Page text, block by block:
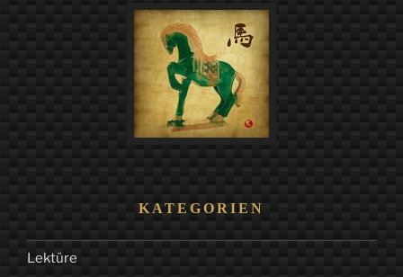
KATEGORIEN
Lektüre